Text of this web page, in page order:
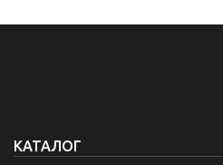
КАТАЛОГ